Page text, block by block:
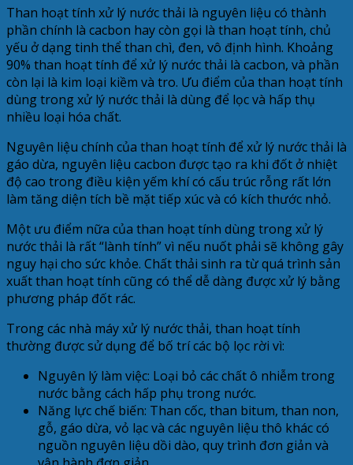
Than hoạt tính xử lý nước thải là nguyên liệu có thành
phần chính là cacbon hay còn gọi là than hoạt tính, chủ
yếu ở dạng tinh thể than chì, đen, vô định hình. Khoảng
90% than hoạt tính để xử lý nước thải là cacbon, và phần
còn lại là kim loại kiềm và tro. Ưu điểm của than hoạt tính
dùng trong xử lý nước thải là dùng để lọc và hấp thụ
nhiều loại hóa chất.
Nguyên liệu chính của than hoạt tính để xử lý nước thải là
gáo dừa, nguyên liệu cacbon được tạo ra khi đốt ở nhiệt
độ cao trong điều kiện yếm khí có cấu trúc rỗng rất lớn
làm tăng diện tích bề mặt tiếp xúc và có kích thước nhỏ.
Một ưu điểm nữa của than hoạt tính dùng trong xử lý
nước thải là rất “lành tính” vì nếu nuốt phải sẽ không gây
nguy hại cho sức khỏe. Chất thải sinh ra từ quá trình sản
xuất than hoạt tính cũng có thể dễ dàng được xử lý bằng
phương pháp đốt rác.
Trong các nhà máy xử lý nước thải, than hoạt tính
thường được sử dụng để bố trí các bộ lọc rời vì:
Nguyên lý làm việc: Loại bỏ các chất ô nhiễm trong
nước bằng cách hấp phụ trong nước.
Năng lực chế biến: Than cốc, than bitum, than non,
gỗ, gáo dừa, vỏ lạc và các nguyên liệu thô khác có
nguồn nguyên liệu dồi dào, quy trình đơn giản và